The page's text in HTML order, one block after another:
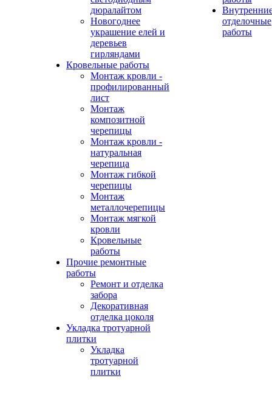
дюралайтом
Новогоднее
украшение елей и
деревьев
гирляндами
Кровельные работы
Монтаж кровли -
профилированный
лист
Монтаж
композитной
черепицы
Монтаж кровли -
натуральная
черепица
Монтаж гибкой
черепицы
Монтаж
металлочерепицы
Монтаж мягкой
кровли
Кровельные
работы
Прочие ремонтные
работы
Ремонт и отделка
забора
Декоративная
отделка цоколя
Укладка тротуарной
плитки
Укладка
тротуарной
плитки
отделочные
работы